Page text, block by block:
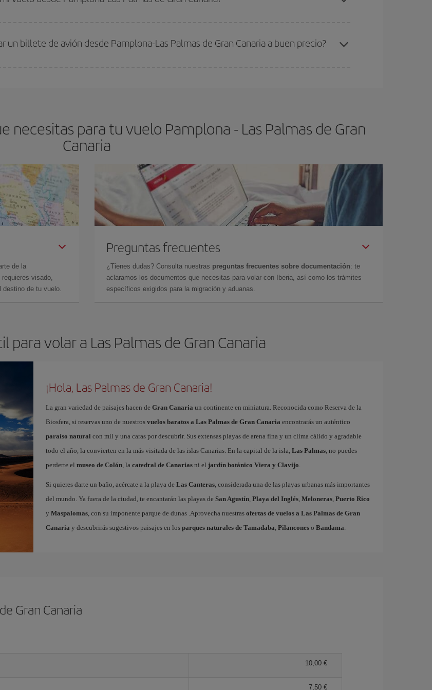
un billete de avión desde Pamplona-Las Palmas de Gran Canaria a buen precio?
necesitas para tu vuelo Pamplona - Las Palmas de Gran
Canaria
de la
visado,
destino de tu vuelo.
Preguntas frecuentes
¿Tienes dudas? Consulta nuestras preguntas frecuentes sobre documentación: te
aclaramos los documentos que necesitas para volar con Iberia, así como los trámites
específicos exigidos para la migración y aduanas.
para volar a Las Palmas de Gran Canaria
¡Hola, Las Palmas de Gran Canaria!
La gran variedad de paisajes hacen de Gran Canaria un continente en miniatura. Reconocida como Reserva de la
Biosfera, si reservas uno de nuestros vuelos baratos a Las Palmas de Gran Canaria encontrarás un auténtico
paraíso natural con mil y una caras por descubrir. Sus extensas playas de arena fina y un clima cálido y agradable
todo el año, la convierten en la más visitada de las islas Canarias. En la capital de la isla, Las Palmas, no puedes
perderte el museo de Colón, la catedral de Canariasni el jardín botánico Viera y Clavijo.
Si quieres darte un baño, acércate a la playa de Las Canteras, considerada una de las playas urbanas más importantes
del mundo. Ya fuera de la ciudad, te encantarán las playas de San Agustín, Playa del Inglés, Meloneras, Puerto Rico
y Maspalomas, con su imponente parque de dunas .Aprovecha nuestras ofertas de vuelos a Las Palmas de Gran
Canaria y descubrirás sugestivos paisajes en los parques naturales de Tamadaba, Pilanconeso Bandama.
Gran Canaria
10,00 €
7,50 €